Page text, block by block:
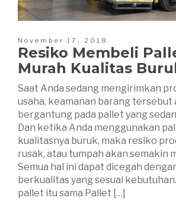
November 17, 2018
Resiko Membeli
Murah Kualitas
Saat Anda sedang mengirimkan
usaha, keamanan barang tersebut
bergantung pada pallet yang
Dan ketika Anda menggunakan
kualitasnya buruk, maka resiko
rusak, atau tumpah akan semakin
Semua hal ini dapat dicegah
berkualitas yang sesuai
pallet itu sama Pallet […]